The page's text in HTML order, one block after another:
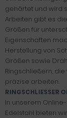
gehärtet und wird
Arbeiten gibt es
Größen für
Eigenschaften
Herstellung von
Größen sowie
Ringschließern,
präzise arbeiten.
RINGSCHLIESSER
In unserem
Edelstahl bieten